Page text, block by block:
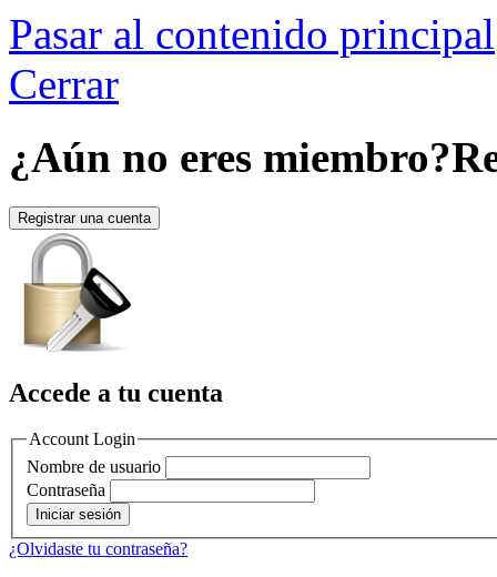
Pasar al contenido principal
Cerrar
¿Aún no eres miembro?
Registrar una cuenta
Accede a tu cuenta
Account Login
Nombre de usuario
Contraseña
¿Olvidaste tu contraseña?